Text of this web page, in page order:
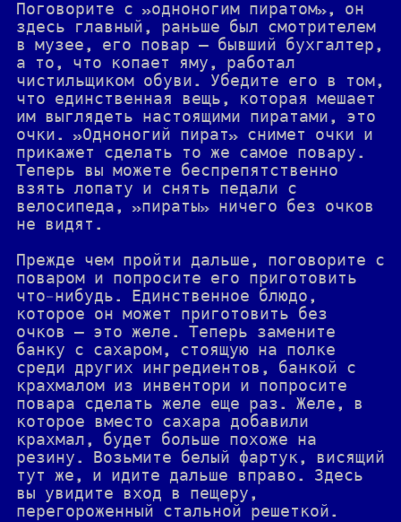
Поговорите с »одноногим пиратом», он
здесь главный, раньше был смотрителем
в музее, его повар — бывший бухгалтер,
а то, что копает яму, работал
чистильщиком обуви. Убедите его в том,
что единственная вещь, которая мешает
им выглядеть настоящими пиратами, это
очки. »Одноногий пират» снимет очки и
прикажет сделать то же самое повару.
Теперь вы можете беспрепятственно
взять лопату и снять педали с
велосипеда, »пираты» ничего без очков
не видят.
Прежде чем пройти дальше, поговорите с
поваром и попросите его приготовить
что-нибудь. Единственное блюдо,
которое он может приготовить без
очков — это желе. Теперь замените
банку с сахаром, стоящую на полке
среди других ингредиентов, банкой с
крахмалом из инвентори и попросите
повара сделать желе еще раз. Желе, в
которое вместо сахара добавили
крахмал, будет больше похоже на
резину. Возьмите белый фартук, висящий
тут же, и идите дальше вправо. Здесь
вы увидите вход в пещеру,
перегороженный стальной решеткой.